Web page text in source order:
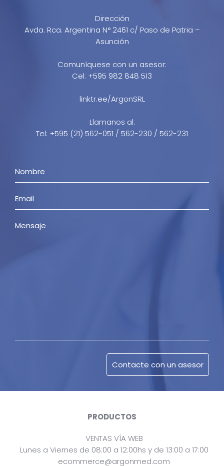
Dirección
Avda. Rca. Argentina N° 2461 c/ Paso de Patria –
Asunción
Comuníquese con un asesor:
Cel: +595 982 848 513
linktr.ee/ArgonSRL
Llamanos al:
Tel: +595 (21) 562-051 / 562-230 / 562-231
PRODUCTOS
VENTAS VÍA WEB
Lunes a Viernes de 08:00 a 12:00hs y de 13:00 a 17:00
ecommerce@argonmed.com